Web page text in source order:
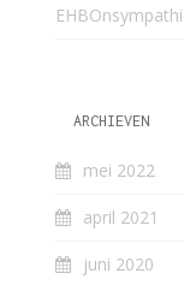
ARCHIEVEN
mei 2022
april 2021
juni 2020